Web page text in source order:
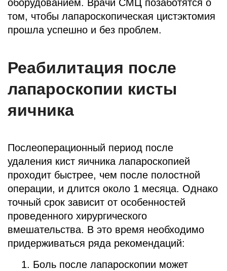
оборудованием. Врачи СМЦ позаботятся о
том, чтобы лапароскопическая цистэктомия
прошла успешно и без проблем.
Реабилитация после
лапароскопии кисты
яичника
Послеоперационный период после
удаления кист яичника лапароскопией
проходит быстрее, чем после полостной
операции, и длится около 1 месяца. Однако
точный срок зависит от особенностей
проведенного хирургического
вмешательства. В это время необходимо
придерживаться ряда рекомендаций:
Боль после лапароскопии может